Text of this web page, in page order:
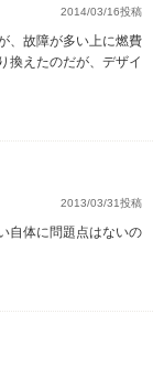
2014/03/16投稿
、故障が多い上に燃費
換えたのだが、デザイ
2013/03/31投稿
自体に問題点はないの